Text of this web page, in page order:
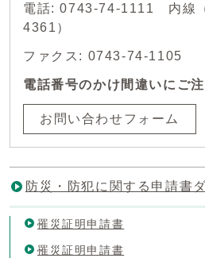
電話: 0743-74-1111 内線（
4361）
ファクス: 0743-74-1105
電話番号のかけ間違いにご
お問い合わせフォーム
防災・防犯に関する申請書
罹災証明申請書
罹災証明申請書